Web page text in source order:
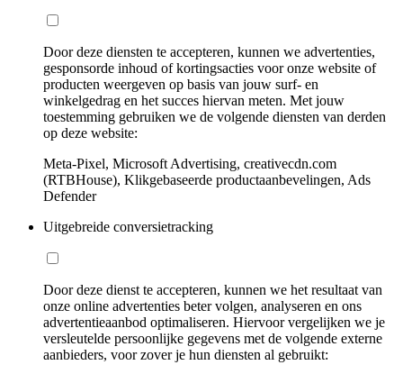
Door deze diensten te accepteren, kunnen we advertenties,
gesponsorde inhoud of kortingsacties voor onze website of
producten weergeven op basis van jouw surf- en
winkelgedrag en het succes hiervan meten. Met jouw
toestemming gebruiken we de volgende diensten van derden
op deze website:
Meta-Pixel, Microsoft Advertising, creativecdn.com
(RTBHouse), Klikgebaseerde productaanbevelingen, Ads
Defender
Uitgebreide conversietracking
Door deze dienst te accepteren, kunnen we het resultaat van
onze online advertenties beter volgen, analyseren en ons
advertentieaanbod optimaliseren. Hiervoor vergelijken we je
versleutelde persoonlijke gegevens met de volgende externe
aanbieders, voor zover je hun diensten al gebruikt: